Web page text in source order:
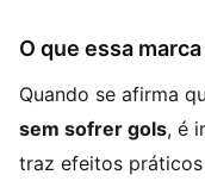
O que essa
Quando se afirma
sem sofrer gols, é
traz efeitos